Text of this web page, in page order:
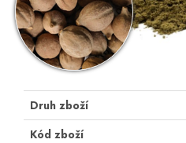
Druh zboží
Kód zboží